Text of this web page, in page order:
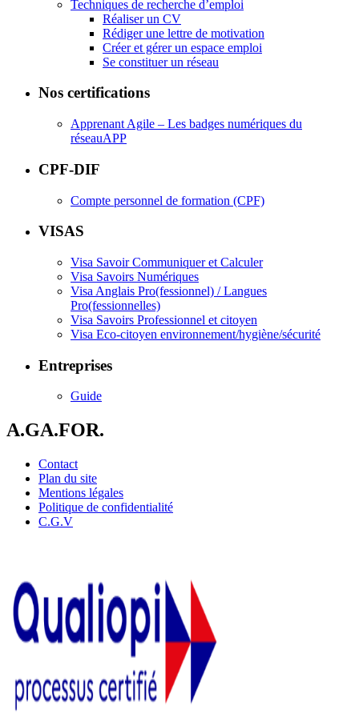
Techniques de recherche d’emploi
Réaliser un CV
Rédiger une lettre de motivation
Créer et gérer un espace emploi
Se constituer un réseau
Nos certifications
Apprenant Agile – Les badges numériques du
réseauAPP
CPF-DIF
Compte personnel de formation (CPF)
VISAS
Visa Savoir Communiquer et Calculer
Visa Savoirs Numériques
Visa Anglais Pro(fessionnel) / Langues
Pro(fessionnelles)
Visa Savoirs Professionnel et citoyen
Visa Eco-citoyen environnement/hygiène/sécurité
Entreprises
Guide
A.GA.FOR.
Contact
Plan du site
Mentions légales
Politique de confidentialité
C.G.V